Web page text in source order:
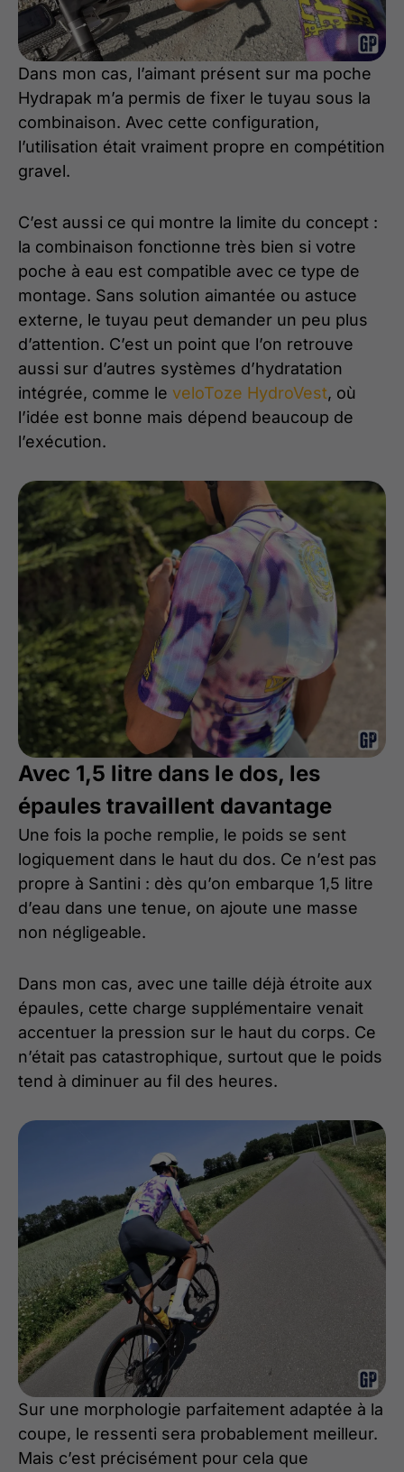
Dans mon cas, l’aimant présent sur ma poche
Hydrapak m’a permis de fixer le tuyau sous la
combinaison. Avec cette configuration,
l’utilisation était vraiment propre en compétition
gravel.
C’est aussi ce qui montre la limite du concept :
la combinaison fonctionne très bien si votre
poche à eau est compatible avec ce type de
montage. Sans solution aimantée ou astuce
externe, le tuyau peut demander un peu plus
d’attention. C’est un point que l’on retrouve
aussi sur d’autres systèmes d’hydratation
intégrée, comme le veloToze HydroVest, où
l’idée est bonne mais dépend beaucoup de
l’exécution.
Avec 1,5 litre dans le dos, les
épaules travaillent davantage
Une fois la poche remplie, le poids se sent
logiquement dans le haut du dos. Ce n’est pas
propre à Santini : dès qu’on embarque 1,5 litre
d’eau dans une tenue, on ajoute une masse
non négligeable.
Dans mon cas, avec une taille déjà étroite aux
épaules, cette charge supplémentaire venait
accentuer la pression sur le haut du corps. Ce
n’était pas catastrophique, surtout que le poids
tend à diminuer au fil des heures.
Sur une morphologie parfaitement adaptée à la
coupe, le ressenti sera probablement meilleur.
Mais c’est précisément pour cela que